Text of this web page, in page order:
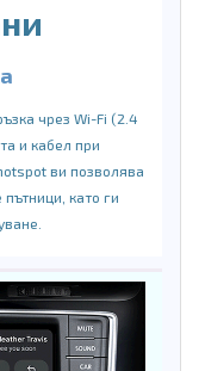
чрез Wi-Fi (2.4
и кабел при
ви позволява
като ги